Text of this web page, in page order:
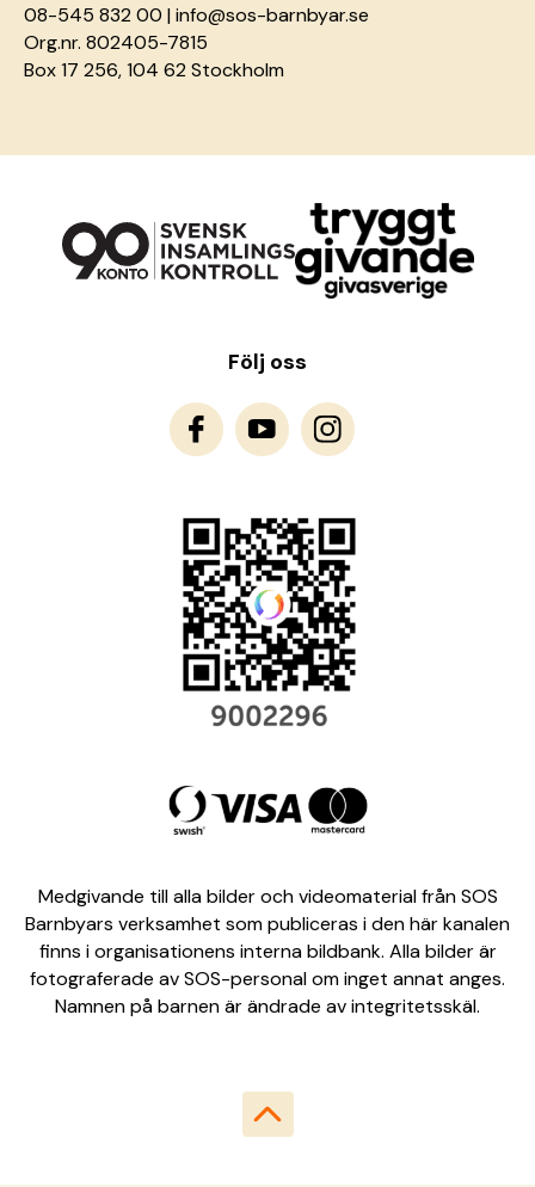
08-545 832 00 |info@sos-barnbyar.se
Org.nr. 802405-7815
Box 17 256, 104 62 Stockholm
Följ oss
Medgivande till alla bilder och videomaterial från SOS
Barnbyars verksamhet som publiceras i den här kanalen
finns i organisationens interna bildbank. Alla bilder är
fotograferade av SOS-personal om inget annat anges.
Namnen på barnen är ändrade av integritetsskäl.